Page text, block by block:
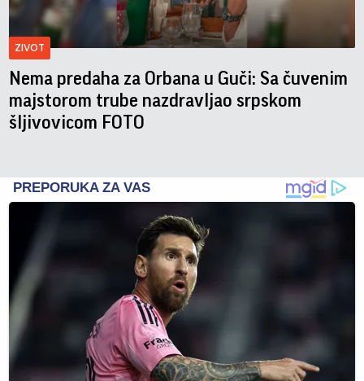
ZIVOT
Nema predaha za Orbana u Guči: Sa čuvenim
majstorom trube nazdravljao srpskom
šljivovicom FOTO